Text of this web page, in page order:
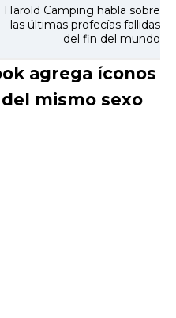
Harold Camping habla sobre
las últimas profecías fallidas
del fin del mundo
agrega íconos
mismo sexo